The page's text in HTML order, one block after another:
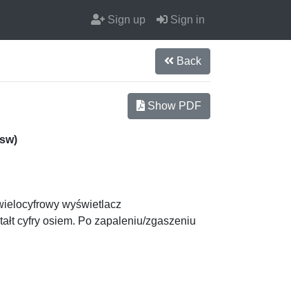
Sign up Sign in
Back
Show PDF
wyświetlacz
cyfry osiem. Po zapaleniu/zgaszeniu